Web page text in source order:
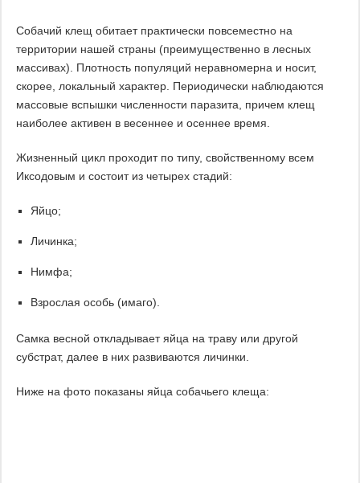
Собачий клещ обитает практически повсеместно на
территории нашей страны (преимущественно в лесных
массивах). Плотность популяций неравномерна и носит,
скорее, локальный характер. Периодически наблюдаются
массовые вспышки численности паразита, причем клещ
наиболее активен в весеннее и осеннее время.
Жизненный цикл проходит по типу, свойственному всем
Иксодовым и состоит из четырех стадий:
Яйцо;
Личинка;
Нимфа;
Взрослая особь (имаго).
Самка весной откладывает яйца на траву или другой
субстрат, далее в них развиваются личинки.
Ниже на фото показаны яйца собачьего клеща: